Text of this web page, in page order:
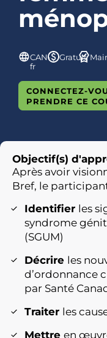
CAN-
fr
Gratuit
CONNECTEZ-
PRENDRE CE
Objectif(s)
Après avoir
Bref, le
Identifier les
syndrome
(SGUM)
Décrire les
d’ordonnance
par Santé
Traiter les
Mettre en